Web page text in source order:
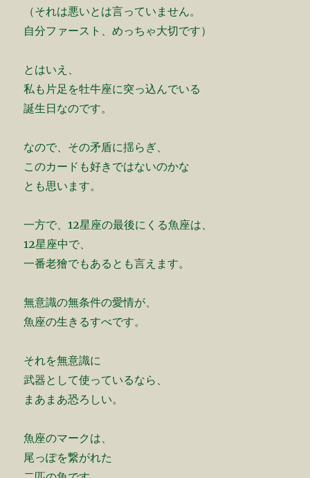
（それは悪いとは言っていません。
自分ファースト、めっちゃ大切です）
とはいえ、
私も片足を牡牛座に突っ込んでいる
誕生日なのです。
なので、その矛盾に揺らぎ、
このカードも好きではないのかな
とも思います。
一方で、12星座の最後にくる魚座は、
12星座中で、
一番老獪でもあるとも言えます。
無意識の無条件の愛情が、
魚座の生きるすべです。
それを無意識に
武器として使っているなら、
まあまあ恐ろしい。
魚座のマークは、
尾っぽを繋がれた